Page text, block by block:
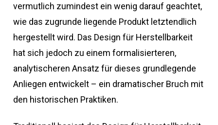
vermutlich zumindest ein wenig darauf geachtet,
wie das zugrunde liegende Produkt letztendlich
hergestellt wird. Das Design für Herstellbarkeit
hat sich jedoch zu einem formalisierteren,
analytischeren Ansatz für dieses grundlegende
Anliegen entwickelt – ein dramatischer Bruch mit
den historischen Praktiken.